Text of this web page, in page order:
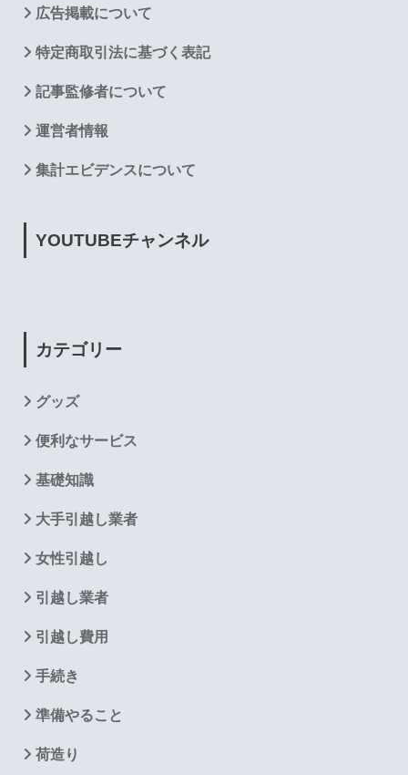
広告掲載について
特定商取引法に基づく表記
記事監修者について
運営者情報
集計エビデンスについて
YOUTUBEチャンネル
カテゴリー
グッズ
便利なサービス
基礎知識
大手引越し業者
女性引越し
引越し業者
引越し費用
手続き
準備やること
荷造り